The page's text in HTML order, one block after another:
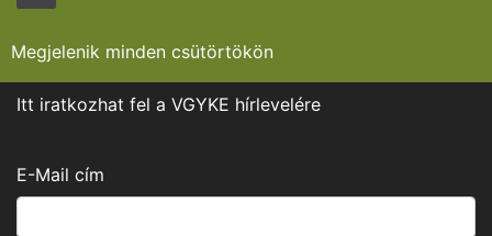
Megjelenik minden csütörtökön
Itt iratkozhat fel a VGYKE hírlevelére
E-Mail cím